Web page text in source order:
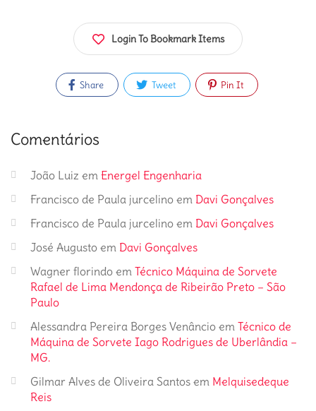
Login To Bookmark Items
Share Tweet Pin It
Comentários
João Luiz em Energel Engenharia
Francisco de Paula jurcelino em Davi Gonçalves
Francisco de Paula jurcelino em Davi Gonçalves
José Augusto em Davi Gonçalves
Wagner florindo em Técnico Máquina de Sorvete
Rafael de Lima Mendonça de Ribeirão Preto – São
Paulo
Alessandra Pereira Borges Venâncio em Técnico de
Máquina de Sorvete Iago Rodrigues de Uberlândia –
MG.
Gilmar Alves de Oliveira Santos em Melquisedeque
Reis